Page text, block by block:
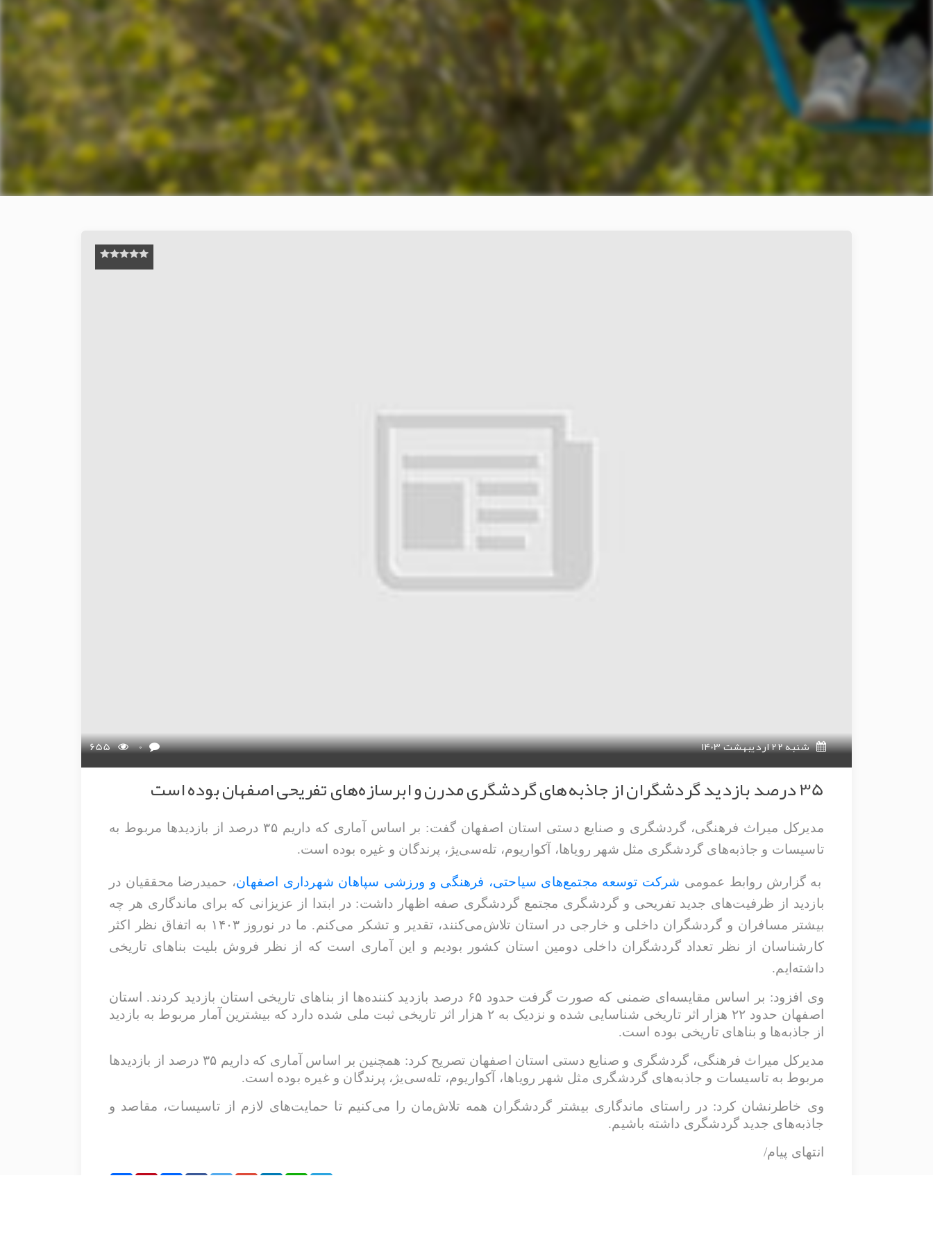
شنبه 22 اردیبهشت 1403 655 0
35 درصد بازدید گردشگران از جاذبه‌های گردشگری مدرن و ابرسازه‌های تفریحی اصفهان بوده است
مدیرکل میراث فرهنگی، گردشگری و صنایع دستی استان اصفهان گفت: بر اساس آماری که داریم ۳۵ درصد از بازدیدها مربوط به
تاسیسات و جاذبه‌های گردشگری مثل شهر رویاها، آکواریوم، تله‌سی‌یژ، پرندگان و غیره بوده است.
به گزارش روابط عمومی شرکت توسعه مجتمع‌های سیاحتی، فرهنگی و ورزشی سپاهان شهرداری اصفهان، حمیدرضا محققیان در
بازدید از ظرفیت‌های جدید تفریحی و گردشگری مجتمع گردشگری صفه اظهار داشت: در ابتدا از عزیزانی که برای ماندگاری هر چه
بیشتر مسافران و گردشگران داخلی و خارجی در استان تلاش‌می‌کنند، تقدیر و تشکر می‌کنم. ما در نوروز ۱۴۰۳ به اتفاق نظر اکثر
کارشناسان از نظر تعداد گردشگران داخلی دومین استان کشور بودیم و این آماری‌ است که از نظر فروش بلیت بناهای تاریخی
داشته‌ایم.
وی افزود: بر اساس مقایسه‌ای ضمنی که صورت گرفت حدود ۶۵ درصد بازدید کننده‌ها از بناهای تاریخی استان بازدید کردند. استان
اصفهان حدود ۲۲ هزار اثر تاریخی شناسایی شده و نزدیک به ۲ هزار اثر تاریخی ثبت ملی شده دارد که بیشترین آمار مربوط به بازدید
از جاذبه‌ها و بناهای تاریخی بوده است.
مدیرکل میراث فرهنگی، گردشگری و صنایع دستی استان اصفهان تصریح کرد: همچنین بر اساس آماری که داریم ۳۵ درصد از بازدیدها
مربوط به تاسیسات و جاذبه‌های گردشگری مثل شهر رویاها، آکواریوم، تله‌سی‌یژ، پرندگان و غیره بوده است.
وی خاطرنشان کرد: در راستای ماندگاری بیشتر گردشگران همه تلاش‌مان را می‌کنیم تا حمایت‌های لازم از تاسیسات، مقاصد و
جاذبه‌های جدید گردشگری داشته باشیم.
انتهای پیام/
Share
Pinterest Print
FacebookTwitterGoogle+LinkedIn
WhatsAppTelegram